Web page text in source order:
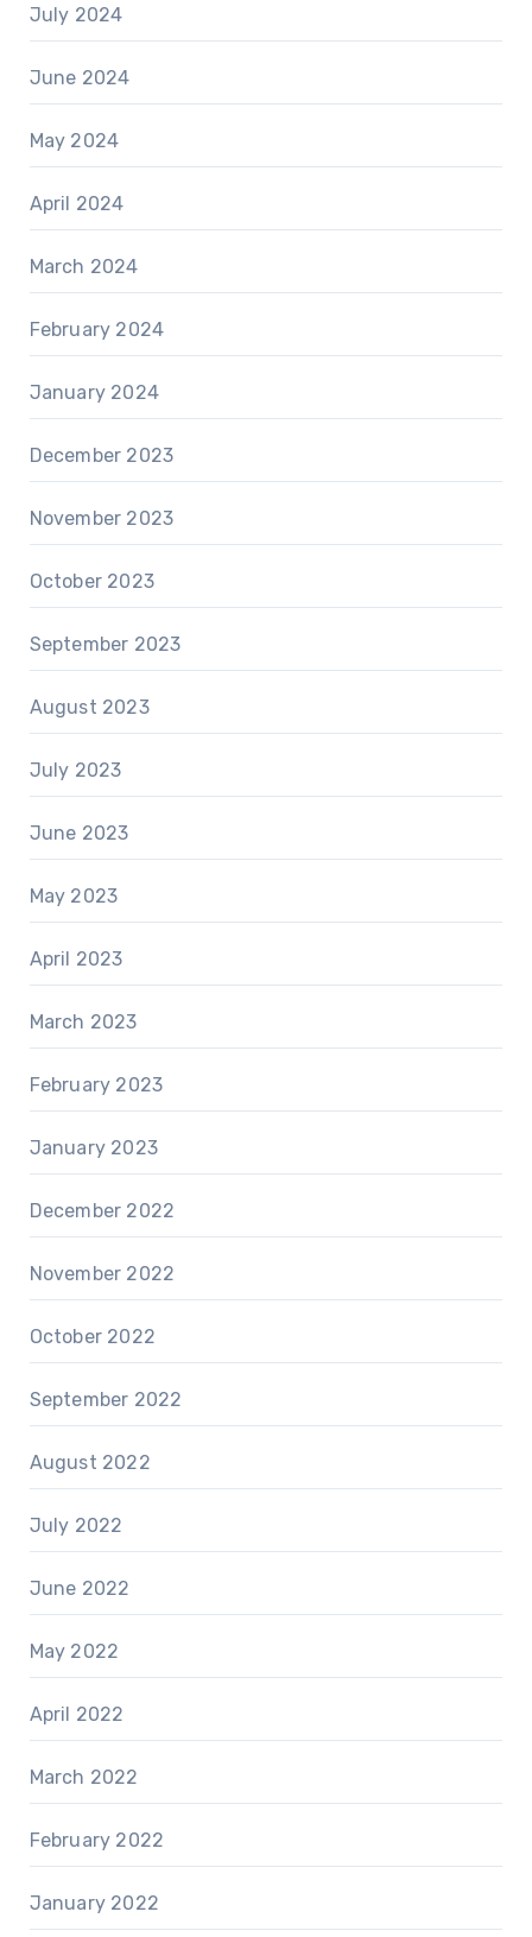
July 2024
June 2024
May 2024
April 2024
March 2024
February 2024
January 2024
December 2023
November 2023
October 2023
September 2023
August 2023
July 2023
June 2023
May 2023
April 2023
March 2023
February 2023
January 2023
December 2022
November 2022
October 2022
September 2022
August 2022
July 2022
June 2022
May 2022
April 2022
March 2022
February 2022
January 2022